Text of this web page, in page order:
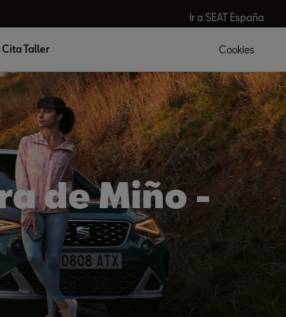
Ir a SEAT España
Cita Taller Cookies
de Miño -